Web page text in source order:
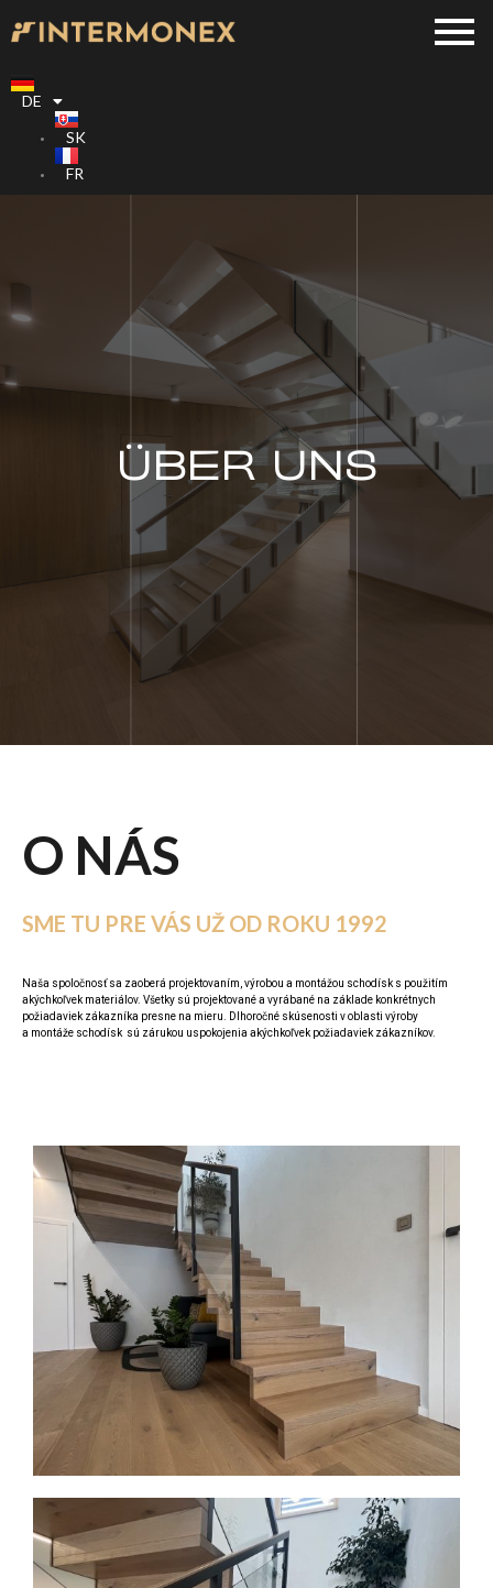
DE
SK
FR
ÜBER UNS
O NÁS
SME TU PRE VÁS UŽ OD ROKU 1992
Naša spoločnosť sa zaoberá projektovaním, výrobou a montážou schodísk s použitím
akýchkoľvek materiálov. Všetky sú projektované a vyrábané na základe konkrétnych
požiadaviek zákazníka presne na mieru. Dlhoročné skúsenosti v oblasti výroby
a montáže schodísk sú zárukou uspokojenia akýchkoľvek požiadaviek zákazníkov.